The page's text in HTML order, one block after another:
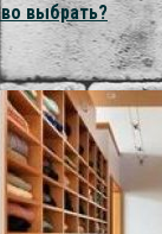
выбрать?